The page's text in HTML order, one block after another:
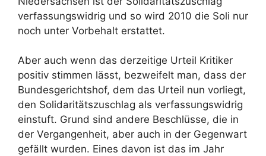
verfassungswidrig und so wird 2010 die Soli nur
noch unter Vorbehalt erstattet.
Aber auch wenn das derzeitige Urteil Kritiker
positiv stimmen lässt, bezweifelt man, dass der
Bundesgerichtshof, dem das Urteil nun vorliegt,
den Solidaritätszuschlag als verfassungswidrig
einstuft. Grund sind andere Beschlüsse, die in
der Vergangenheit, aber auch in der Gegenwart
gefällt wurden. Eines davon ist das im Jahr